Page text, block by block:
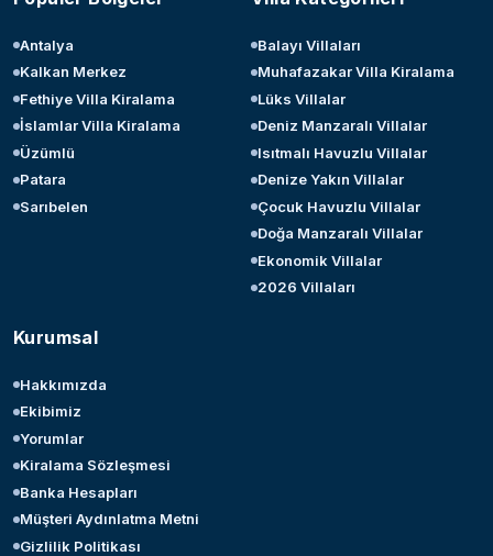
Antalya
Kalkan Merkez
Fethiye Villa Kiralama
İslamlar Villa Kiralama
Üzümlü
Patara
Sarıbelen
Balayı Villaları
Muhafazakar Villa Kiralama
Lüks Villalar
Deniz Manzaralı Villalar
Isıtmalı Havuzlu Villalar
Denize Yakın Villalar
Çocuk Havuzlu Villalar
Doğa Manzaralı Villalar
Ekonomik Villalar
2026 Villaları
Kurumsal
Hakkımızda
Ekibimiz
Yorumlar
Kiralama Sözleşmesi
Banka Hesapları
Müşteri Aydınlatma Metni
Gizlilik Politikası